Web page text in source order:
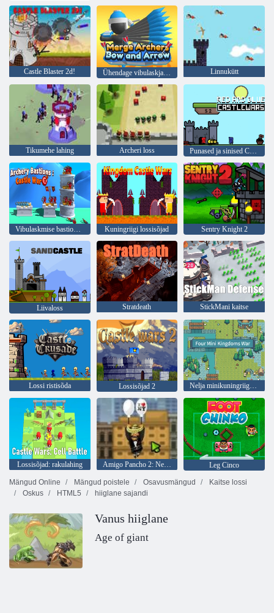
Castle Blaster 2d! Ühendage vibulaskjad vibu ja nool Linnukütt
Tikumehe lahing Archeri loss Punased ja sinised Castlewars
Vibulaskmise bastionid: Lossisõda Kuningriigi lossisõjad Sentry Knight 2
Liivaloss Stratdeath StickMani kaitse
Lossi ristisõda Lossisõjad 2 Nelja minikuningriigi sõda
Lossisõjad: rakulahing Amigo Pancho 2: New Yorgi partei
Leg Cinco
Mängud Online
Mängud poistele Osavusmängud
Kaitse lossi
Oskus
HTML5 hiiglane sajandi
Vanus hiiglane
Age of giant